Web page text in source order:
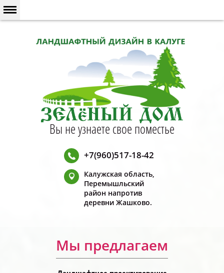
Вы не узнаете свое поместье
+7(960)517-18-42
Калужская область,
Перемышльский
район напротив
деревни Жашково.
Мы предлагаем